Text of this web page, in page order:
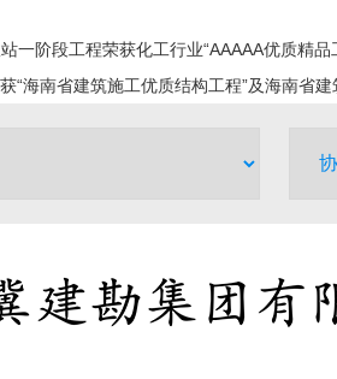
一阶段工程荣获化工行业“AAAAA优质精品
“海南省建筑施工优质结构工程”及海南省